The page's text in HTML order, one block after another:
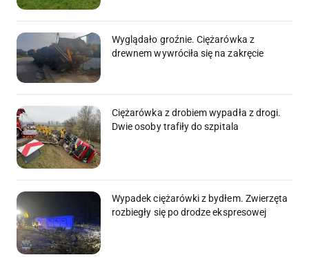
Wyglądało groźnie. Ciężarówka z
drewnem wywróciła się na zakręcie
Ciężarówka z drobiem wypadła z drogi.
Dwie osoby trafiły do szpitala
Wypadek ciężarówki z bydłem. Zwierzęta
rozbiegły się po drodze ekspresowej